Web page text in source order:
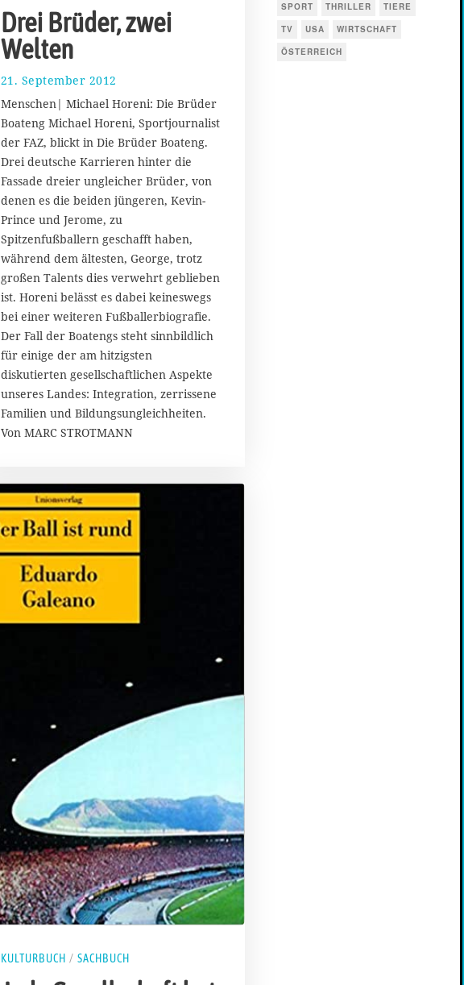
Drei Brüder, zwei
Welten
21. September 2012
4
.
J
a
n
u
a
r
2
0
1
8
Menschen| Michael Horeni: Die Brüder
Boateng Michael Horeni, Sportjournalist
der FAZ, blickt in Die Brüder Boateng.
Drei deutsche Karrieren hinter die
Fassade dreier ungleicher Brüder, von
denen es die beiden jüngeren, Kevin-
Prince und Jerome, zu
Spitzenfußballern geschafft haben,
während dem ältesten, George, trotz
großen Talents dies verwehrt geblieben
ist. Horeni belässt es dabei keineswegs
bei einer weiteren Fußballerbiografie.
Der Fall der Boatengs steht sinnbildlich
für einige der am hitzigsten
diskutierten gesellschaftlichen Aspekte
unseres Landes: Integration, zerrissene
Familien und Bildungsungleichheiten.
Von MARC STROTMANN
KULTURBUCH / SACHBUCH
SPORT
THRILLER
TIERE
TV
USA
WIRTSCHAFT
ÖSTERREICH